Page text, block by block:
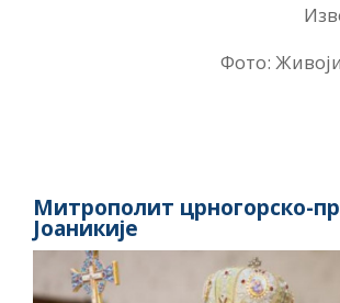
Фото:
Митрополит црногорско-
Јоаникије